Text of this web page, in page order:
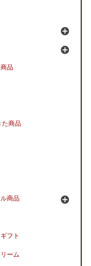
品
た商品
商品
フト
ーム